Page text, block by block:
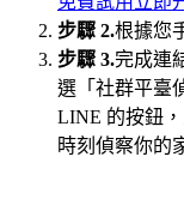
步驟 2.根據您
步驟 3.完成連
選「社群平臺
LINE 的按鈕
時刻偵察你的